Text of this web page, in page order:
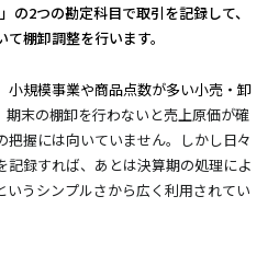
の2つの勘定科目で取引を記録して、
棚卸調整を行います。
小規模事業や商品点数が多い小売・卸
期末の棚卸を行わないと売上原価が確
把握には向いていません。しかし日々
記録すれば、あとは決算期の処理によ
いうシンプルさから広く利用されてい